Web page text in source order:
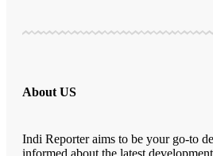
About US
Indi Reporter aims to be your go-to